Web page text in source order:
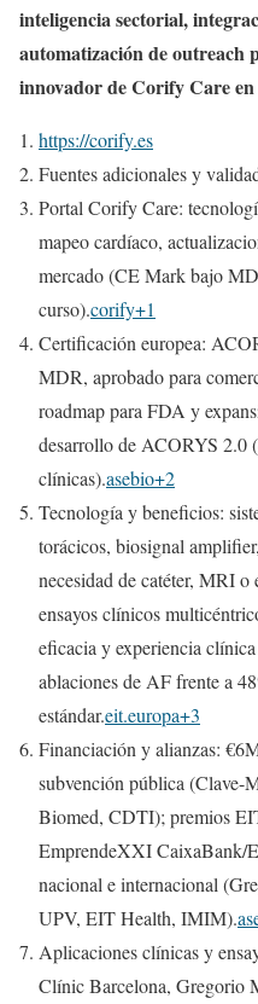
inteligencia sectorial,
automatización de outreach
innovador de Corify Care
https://corify.es
Fuentes adicionales y
Portal Corify Care:
mapeo cardíaco,
mercado (CE Mark bajo
curso).corify+1
Certificación europea:
MDR, aprobado para
roadmap para FDA y
desarrollo de ACORYS 2.0
clínicas).asebio+2
Tecnología y beneficios:
torácicos, biosignal
necesidad de catéter, MRI o
ensayos clínicos
eficacia y experiencia
ablaciones de AF frente a
estándar.eit.europa+3
Financiación y alianzas:
subvención pública
Biomed, CDTI); premios
EmprendeXXI CaixaBank/
nacional e internacional
UPV, EIT Health, IMIM).
Aplicaciones clínicas y
Clínic Barcelona, Gregorio